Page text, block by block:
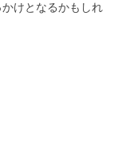
けとなるかもしれ